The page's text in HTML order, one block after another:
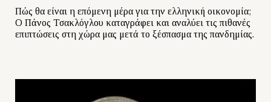
Πώς θα είναι η επόμενη μέρα για την ελληνική οικονομία;
Ο Πάνος Τσακλόγλου καταγράφει και αναλύει τις πιθανές
επιπτώσεις στη χώρα μας μετά το ξέσπασμα της πανδημίας.